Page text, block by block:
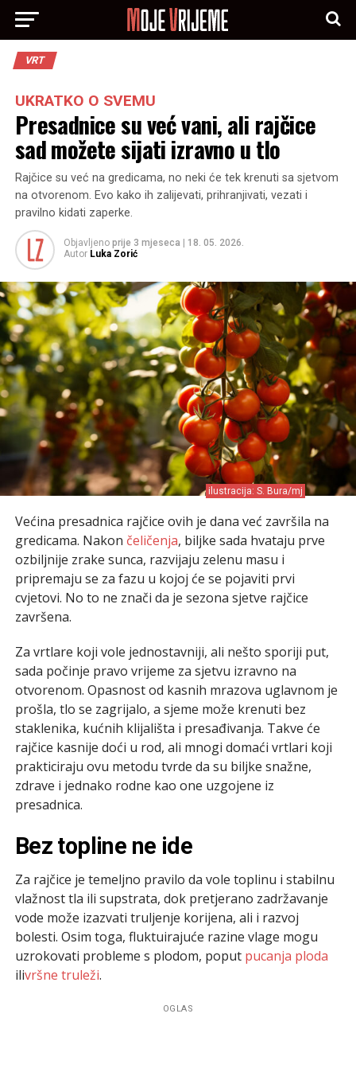
VRT
UKRATKO O SVEMU
Presadnice su već vani, ali rajčice
sad možete sijati izravno u tlo
Rajčice su već na gredicama, no neki će tek krenuti sa sjetvom
na otvorenom. Evo kako ih zalijevati, prihranjivati, vezati i
pravilno kidati zaperke.
Objavljeno prije 3 mjeseca
18. 05. 2026.
Autor Luka Zorić
ilustracija: S. Bura/mj
Većina presadnica rajčice ovih je dana već završila na
gredicama. Nakon čeličenja, biljke sada hvataju prve
ozbiljnije zrake sunca, razvijaju zelenu masu i
pripremaju se za fazu u kojoj će se pojaviti prvi
cvjetovi. No to ne znači da je sezona sjetve rajčice
završena.
Za vrtlare koji vole jednostavniji, ali nešto sporiji put,
sada počinje pravo vrijeme za sjetvu izravno na
otvorenom. Opasnost od kasnih mrazova uglavnom je
prošla, tlo se zagrijalo, a sjeme može krenuti bez
staklenika, kućnih klijališta i presađivanja. Takve će
rajčice kasnije doći u rod, ali mnogi domaći vrtlari koji
prakticiraju ovu metodu tvrde da su biljke snažne,
zdrave i jednako rodne kao one uzgojene iz
presadnica.
Bez topline ne ide
Za rajčice je temeljno pravilo da vole toplinu i stabilnu
vlažnost tla ili supstrata, dok pretjerano zadržavanje
vode može izazvati truljenje korijena, ali i razvoj
bolesti. Osim toga, fluktuirajuće razine vlage mogu
uzrokovati probleme s plodom, poput pucanja ploda
ilivršne truleži.
OGLAS